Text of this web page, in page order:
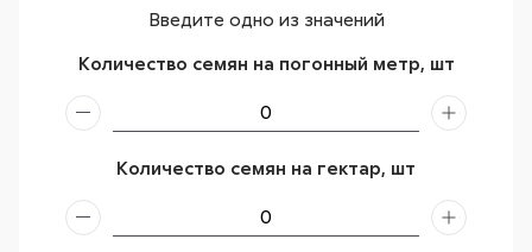
Введите одно из значений
Количество семян на погонный метр, шт
Количество семян на гектар, шт